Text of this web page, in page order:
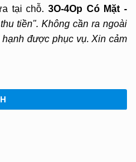
tại chỗ. 3O-4Op Có Mặt -
tiền". Không cần ra ngoài
được phục vụ. Xin cảm